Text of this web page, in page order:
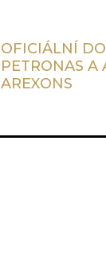
OFICIÁLNÍ
PETRONAS A
AREXONS